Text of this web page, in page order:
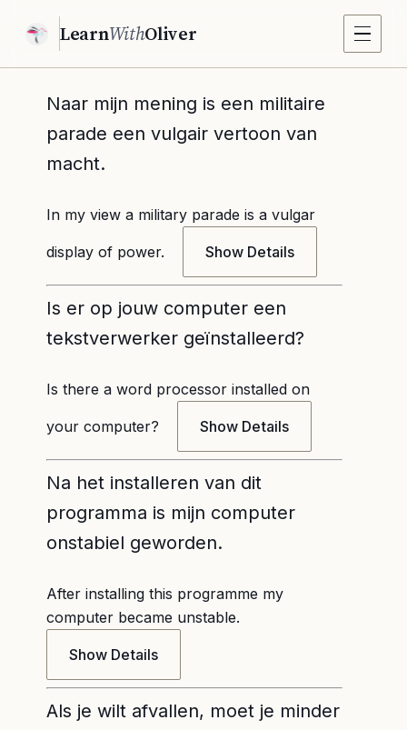
LearnWithOliver
Naar mijn mening is een militaire
parade een vulgair vertoon van
macht.
In my view a military parade is a vulgar
display of power. Show Details
Is er op jouw computer een
tekstverwerker geïnstalleerd?
Is there a word processor installed on
your computer? Show Details
Na het installeren van dit
programma is mijn computer
onstabiel geworden.
After installing this programme my
computer became unstable.
Show Details
Als je wilt afvallen, moet je minder